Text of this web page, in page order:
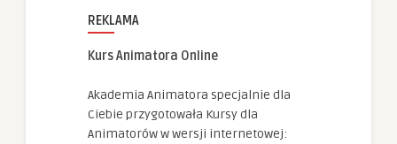
REKLAMA
Kurs Animatora Online
Akademia Animatora specjalnie dla
Ciebie przygotowała Kursy dla
Animatorów w wersji internetowej: